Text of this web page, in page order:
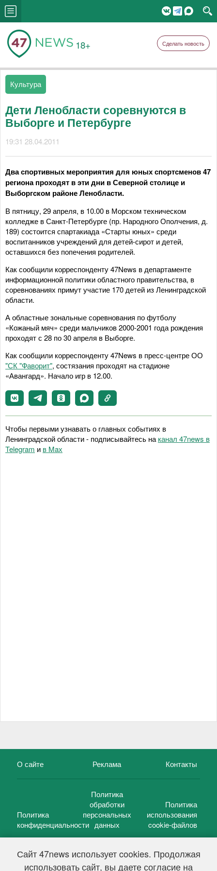
Сайт 47news использует cookies. Продолжая
использовать сайт, вы даете согласие на
18+ Сделать новость
Культура
Дети Ленобласти соревнуются в
Выборге и Петербурге
19:31 28.04.2011
Два спортивных мероприятия для юных спортсменов 47
региона проходят в эти дни в Северной столице и
Выборгском районе Ленобласти.
В пятницу, 29 апреля, в 10.00 в Морском техническом
колледже в Санкт-Петербурге (пр. Народного Ополчения, д.
189) состоится спартакиада «Старты юных» среди
воспитанников учреждений для детей-сирот и детей,
оставшихся без попечения родителей.
Как сообщили корреспонденту 47News в департаменте
информационной политики областного правительства, в
соревнованиях примут участие 170 детей из Ленинградской
области.
А областные зональные соревнования по футболу
«Кожаный мяч» среди мальчиков 2000-2001 года рождения
проходят с 28 по 30 апреля в Выборге.
Как сообщили корреспонденту 47News в пресс-центре ОО
"СК "Фаворит", состязания проходят на стадионе
«Авангард». Начало игр в 12.00.
Чтобы первыми узнавать о главных событиях в
Ленинградской области - подписывайтесь на канал 47news в
Telegram и в Maх
О сайте Реклама Контакты
Политика
конфиденциальности
Политика
обработки
персональных
данных
Политика
использования
cookie-файлов